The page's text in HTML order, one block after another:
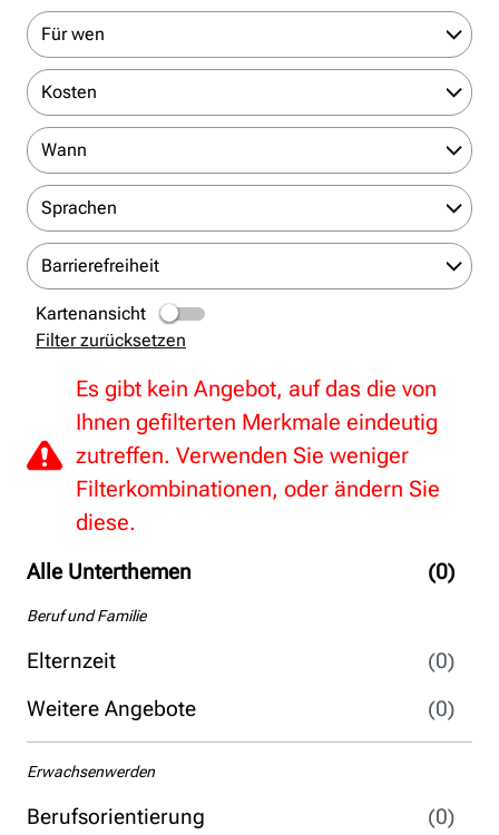
Alle Unterthemen (0)
Beruf und Familie
Elternzeit
(0)
Weitere Angebote
(0)
Erwachsenwerden
Berufsorientierung
(0)
Für wen
Kosten
Wann
Sprachen
Barrierefreiheit
Kartenansicht
Filter zurücksetzen
Es gibt kein Angebot, auf das die von
Ihnen gefilterten Merkmale eindeutig
zutreffen. Verwenden Sie weniger
Filterkombinationen, oder ändern Sie
diese.